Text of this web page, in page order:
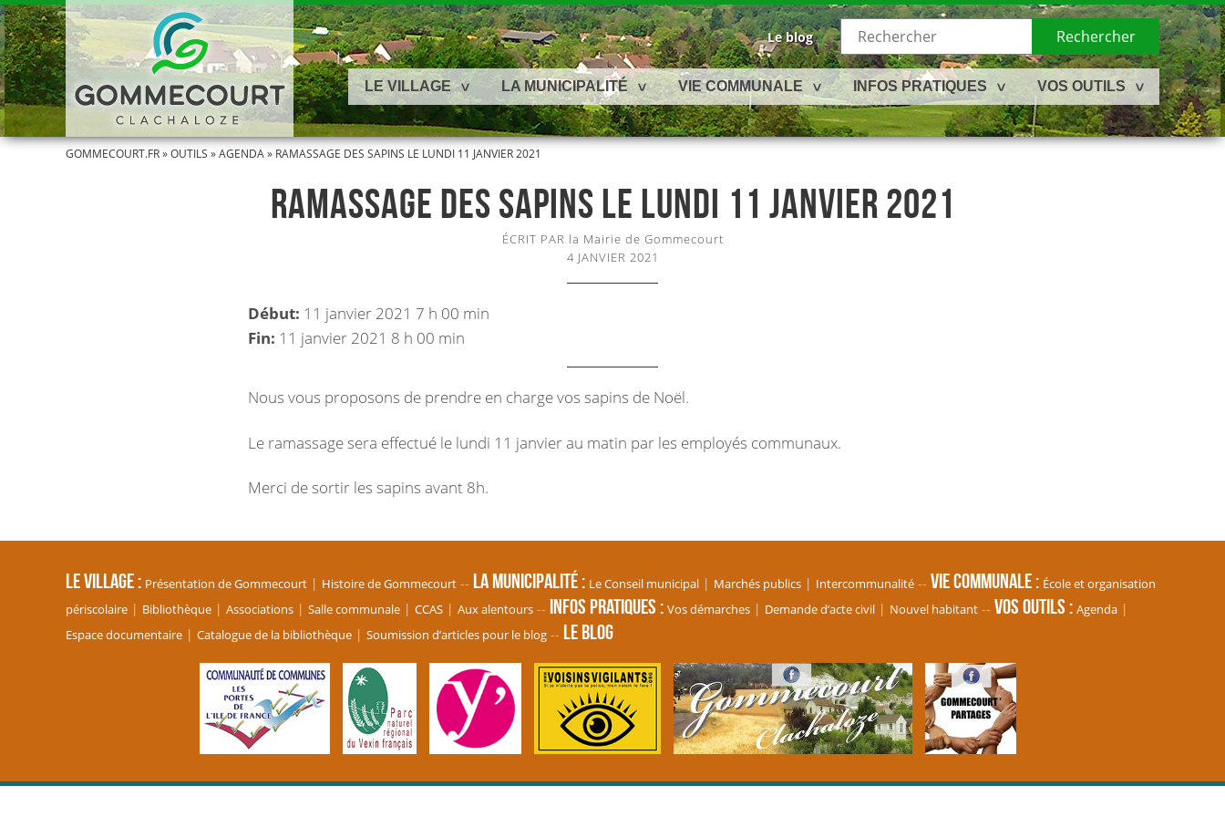
Rechercher
LE VILLAGE LA MUNICIPALITÉ VIE COMMUNALE INFOS PRATIQUES VOS OUTILS
Le blog
GOMMECOURT.FR»OUTILS »AGENDA» RAMASSAGE DES SAPINS LE LUNDI 11 JANVIER 2021
RAMASSAGE DES SAPINS LE LUNDI 11 JANVIER 2021
ÉCRIT PAR la Mairie de Gommecourt
4 JANVIER 2021
Début: 11 janvier 2021 7 h 00 min
Fin: 11 janvier 2021 8 h 00 min
Nous vous proposons de prendre en charge vos sapins de Noël.
Le ramassage sera effectué le lundi 11 janvier au matin par les employés communaux.
Merci de sortir les sapins avant 8h.
Le village Présentation de Gommecourt Histoire de Gommecourt La Municipalité Le Conseil municipal Marchés publics Intercommunalité Vie communale
École et organisation
périscolaire
Bibliothèque Associations Salle communale CCAS Aux alentours Infos pratiques Vos démarches Demande d’acte civil Nouvel habitant Vos Outils
Agenda
Espace documentaire
Catalogue de la bibliothèque Soumission d’articles pour le blog Le blog